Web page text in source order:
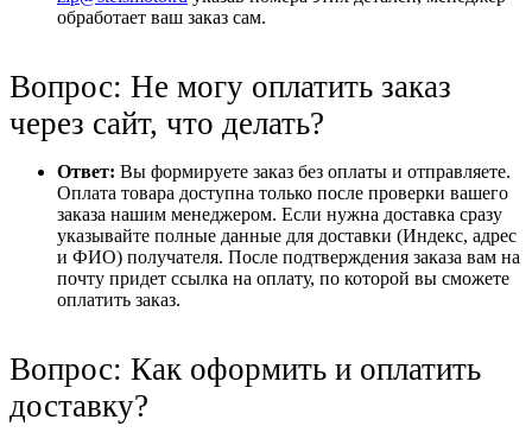
обработает ваш заказ сам.
Вопрос: Не могу оплатить заказ
через сайт, что делать?
Ответ: Вы формируете заказ без оплаты и отправляете.
Оплата товара доступна только после проверки вашего
заказа нашим менеджером. Если нужна доставка сразу
указывайте полные данные для доставки (Индекс, адрес
и ФИО) получателя. После подтверждения заказа вам на
почту придет ссылка на оплату, по которой вы сможете
оплатить заказ.
Вопрос: Как оформить и оплатить
доставку?